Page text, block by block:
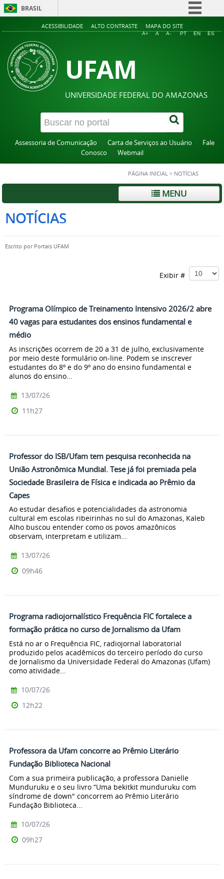
BRASIL
Simplifique!
Acesso à informação
ACESSIBILIDADE ALTO CONTRASTE MAPA DO SITE
A+ A A- PT EN ES
UFAM
UNIVERSIDADE FEDERAL DO AMAZONAS
Assessoria de Comunicação Carta de Serviços ao Usuário
Fale
Conosco
Webmail
PÁGINA INICIAL > NOTÍCIAS
MENU
NOTÍCIAS
Escrito por Portais UFAM
Exibir #
Programa Olímpico de Treinamento Intensivo 2026/2 abre
40 vagas para estudantes dos ensinos fundamental e
médio
As inscrições ocorrem de 20 a 31 de julho, exclusivamente
por meio deste formulário on-line. Podem se inscrever
estudantes do 8º e do 9º ano do ensino fundamental e
alunos do ensino...
13/07/26
11h27
Professor do ISB/Ufam tem pesquisa reconhecida na
União Astronômica Mundial. Tese já foi premiada pela
Sociedade Brasileira de Física e indicada ao Prêmio da
Capes
Ao estudar desafios e potencialidades da astronomia
cultural em escolas ribeirinhas no sul do Amazonas, Kaleb
Alho buscou entender como os povos amazônicos
observam, interpretam e utilizam...
13/07/26
09h46
Programa radiojornalístico Frequência FIC fortalece a
formação prática no curso de Jornalismo da Ufam
Está no ar o Frequência FIC, radiojornal laboratorial
produzido pelos acadêmicos do terceiro período do curso
de Jornalismo da Universidade Federal do Amazonas (Ufam)
como atividade...
10/07/26
12h22
Professora da Ufam concorre ao Prêmio Literário
Fundação Biblioteca Nacional
Com a sua primeira publicação, a professora Danielle
Munduruku e o seu livro “Uma bekitkit munduruku com
síndrome de down" concorrem ao Prêmio Literário
Fundação Biblioteca...
10/07/26
09h27